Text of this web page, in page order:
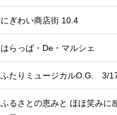
にぎわい商店街 10.4
はらっぱ・De・マルシェ
ふたりミュージカルO.G. 3/
ふるさとの恵みと ほほ笑みに